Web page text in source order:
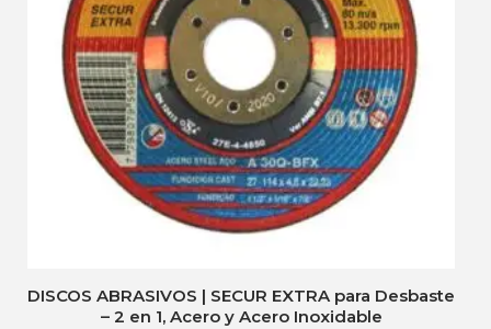
DISCOS ABRASIVOS | SECUR EXTRA para Desbaste
– 2 en 1, Acero y Acero Inoxidable